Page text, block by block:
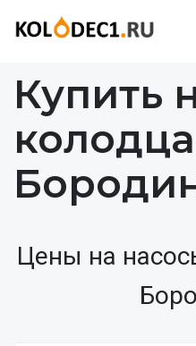
Купить
Цены на